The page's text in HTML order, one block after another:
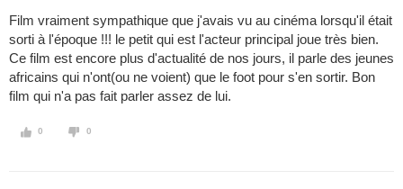
Film vraiment sympathique que j'avais vu au cinéma lorsqu'il était
sorti à l'époque !!! le petit qui est l'acteur principal joue très bien.
Ce film est encore plus d'actualité de nos jours, il parle des jeunes
africains qui n'ont(ou ne voient) que le foot pour s'en sortir. Bon
film qui n'a pas fait parler assez de lui.
0 0